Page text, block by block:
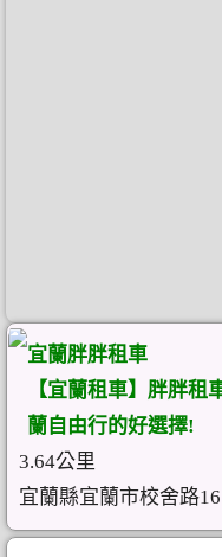
宜蘭胖胖租車
【宜蘭租車】胖胖
蘭自由行的好選擇!
3.64公里
宜蘭縣宜蘭市校舍路